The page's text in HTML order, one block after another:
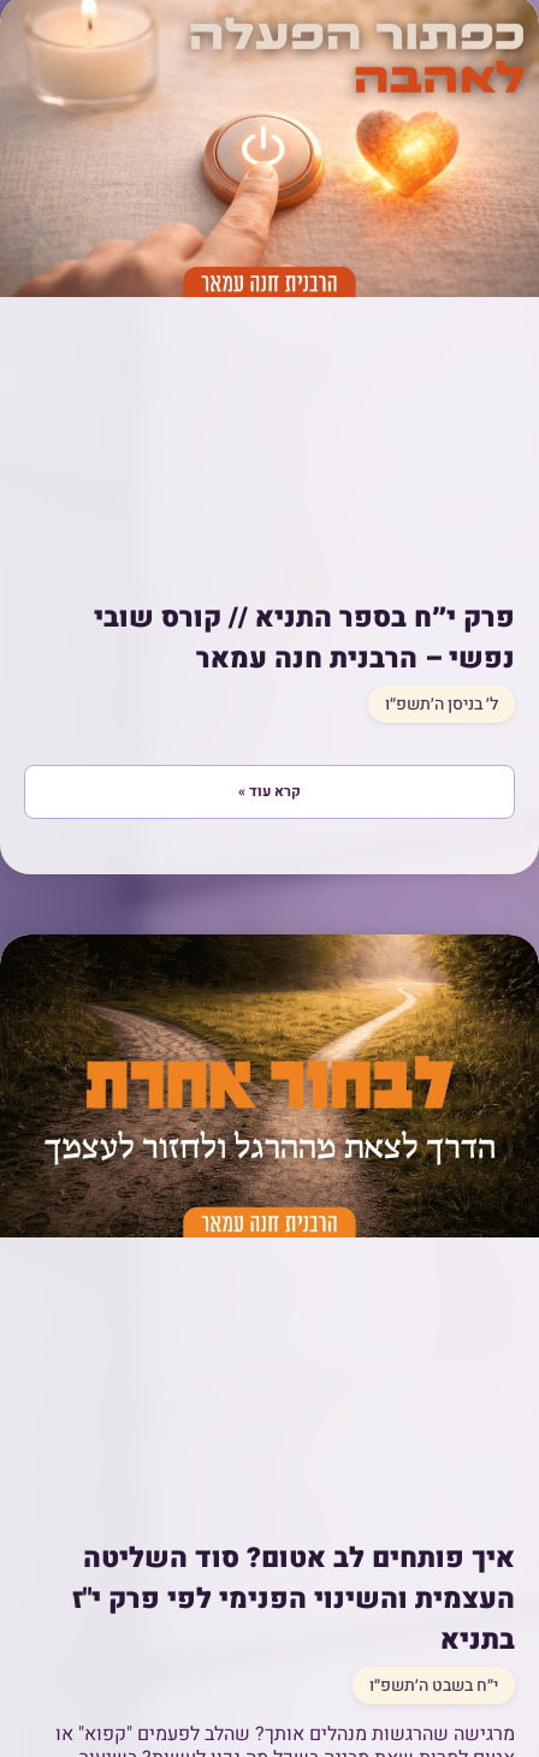
פרק י״ח בספר התניא // קורס שובי
נפשי – הרבנית חנה עמאר
ל׳ בניסן ה׳תשפ״ו
קרא עוד »
איך פותחים לב אטום? סוד השליטה
העצמית והשינוי הפנימי לפי פרק י"ז
בתניא
י״ח בשבט ה׳תשפ״ו
מרגישה שהרגשות מנהלים אותך? שהלב לפעמים "קפוא" או